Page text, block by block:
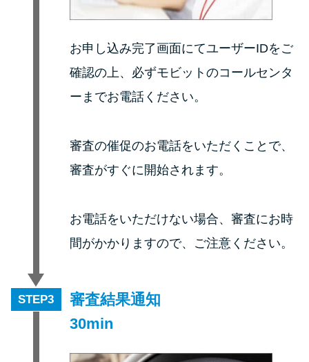
方法はどれ？
年収が低い＆他社借入があると
落ちる？バンクイックの口コミ
を分析
合わせ先とシーン別の問い合わ
せ方法
お申し込み完了画面にてユーザーIDをご
確認の上、必ずモビットのコールセンタ
ーまでお電話ください。
審査の催促のお電話をいただくことで、
審査がすぐに開始されます。
お電話をいただけない場合、審査にお時
間がかかりますので、ご注意ください。
STEP
審査結果通知
30min